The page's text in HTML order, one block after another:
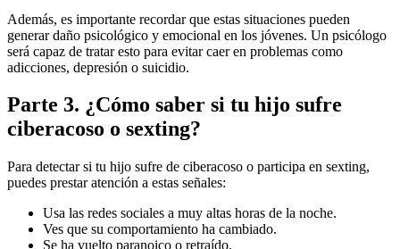
Además, es importante recordar que estas situaciones pueden
generar daño psicológico y emocional en los jóvenes. Un psicólogo
será capaz de tratar esto para evitar caer en problemas como
adicciones, depresión o suicidio.
Parte 3. ¿Cómo saber si tu hijo sufre
ciberacoso o sexting?
Para detectar si tu hijo sufre de ciberacoso o participa en sexting,
puedes prestar atención a estas señales:
Usa las redes sociales a muy altas horas de la noche.
Ves que su comportamiento ha cambiado.
Se ha vuelto paranoico o retraído.